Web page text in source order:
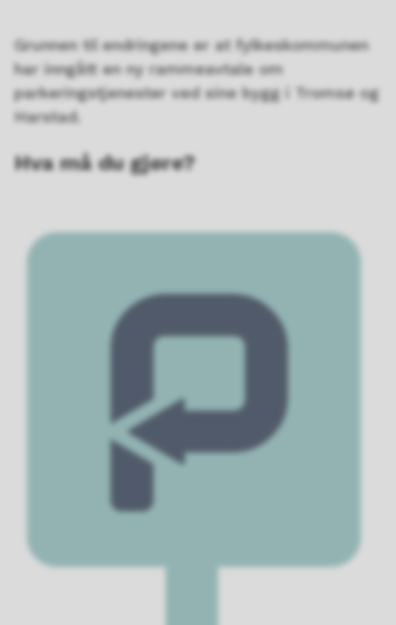
Grunnen til endringene er at fylkeskommunen
har inngått en ny rammeavtale om
parkeringstjenester ved sine bygg i Tromsø og
Harstad.
Hva må du gjøre?